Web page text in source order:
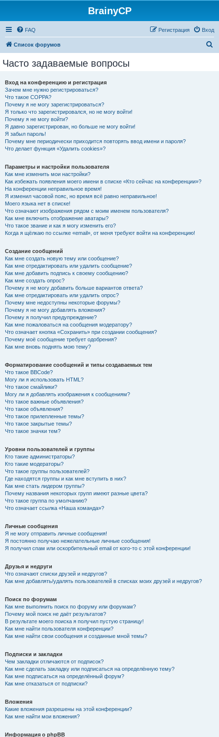
BrainyCP
FAQ Вход
Регистрация
Список форумов
Часто задаваемые вопросы
Вход на конференцию и регистрация
Зачем мне нужно регистрироваться?
Что такое COPPA?
Почему я не могу зарегистрироваться?
Я только что зарегистрировался, но не могу войти!
Почему я не могу войти?
Я давно зарегистрирован, но больше не могу войти!
Я забыл пароль!
Почему мне периодически приходится повторять ввод имени и пароля?
Что делает функция «Удалить cookies»?
Параметры и настройки пользователя
Как мне изменить мои настройки?
Как избежать появления моего имени в списке «Кто сейчас на конференции»?
На конференции неправильное время!
Я изменил часовой пояс, но время всё равно неправильное!
Моего языка нет в списке!
Что означают изображения рядом с моим именем пользователя?
Как мне включить отображение аватары?
Что такое звание и как я могу изменить его?
Когда я щёлкаю по ссылке «email», от меня требуют войти на конференцию!
Создание сообщений
Как мне создать новую тему или сообщение?
Как мне отредактировать или удалить сообщение?
Как мне добавить подпись к своему сообщению?
Как мне создать опрос?
Почему я не могу добавить больше вариантов ответа?
Как мне отредактировать или удалить опрос?
Почему мне недоступны некоторые форумы?
Почему я не могу добавлять вложения?
Почему я получил предупреждение?
Как мне пожаловаться на сообщения модератору?
Что означает кнопка «Сохранить» при создании сообщения?
Почему моё сообщение требует одобрения?
Как мне вновь поднять мою тему?
Форматирование сообщений и типы создаваемых тем
Что такое BBCode?
Могу ли я использовать HTML?
Что такое смайлики?
Могу ли я добавлять изображения к сообщениям?
Что такое важные объявления?
Что такое объявления?
Что такое прилепленные темы?
Что такое закрытые темы?
Что такое значки тем?
Уровни пользователей и группы
Кто такие администраторы?
Кто такие модераторы?
Что такое группы пользователей?
Где находятся группы и как мне вступить в них?
Как мне стать лидером группы?
Почему названия некоторых групп имеют разные цвета?
Что такое группа по умолчанию?
Что означает ссылка «Наша команда»?
Личные сообщения
Я не могу отправить личные сообщения!
Я постоянно получаю нежелательные личные сообщения!
Я получил спам или оскорбительный email от кого-то с этой конференции!
Друзья и недруги
Что означают списки друзей и недругов?
Как мне добавлять/удалять пользователей в списках моих друзей и недругов?
Поиск по форумам
Как мне выполнить поиск по форуму или форумам?
Почему мой поиск не даёт результатов?
В результате моего поиска я получил пустую страницу!
Как мне найти пользователя конференции?
Как мне найти свои сообщения и созданные мной темы?
Подписки и закладки
Чем закладки отличаются от подписок?
Как мне сделать закладку или подписаться на определённую тему?
Как мне подписаться на определённый форум?
Как мне отказаться от подписки?
Вложения
Какие вложения разрешены на этой конференции?
Как мне найти мои вложения?
Информация о phpBB